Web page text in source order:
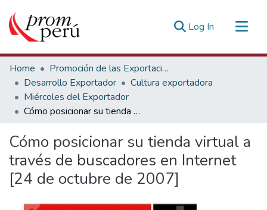
Log In (current)
Communities & Collections
All of DSpace
Statistics
Estadísticas Externas
Home
Promoción de las Exportaciones
Desarrollo Exportador
Cultura exportadora
Miércoles del Exportador
Cómo posicionar su tienda virtual a través de buscadores en Internet [24 de octubre de 2007]
Cómo posicionar su tienda virtual a
través de buscadores en Internet
[24 de octubre de 2007]